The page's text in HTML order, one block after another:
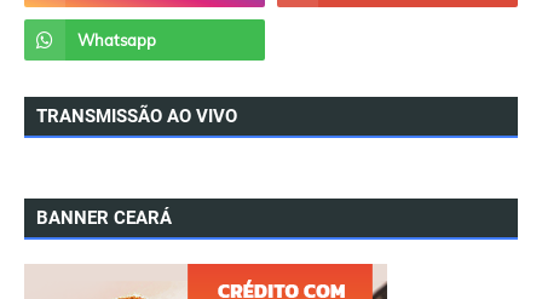
TRANSMISSÃO AO VIVO
BANNER CEARÁ